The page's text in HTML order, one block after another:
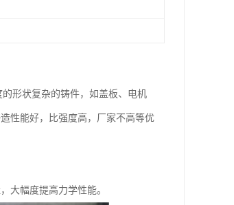
形状复杂的铸件，如盖板、电机
性能好，比强度高，厂家不高等优
大幅度提高力学性能。